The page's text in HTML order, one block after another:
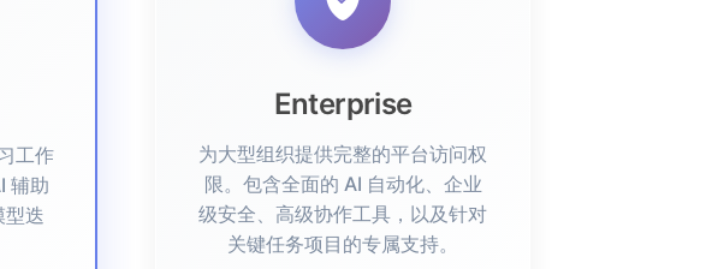
工作
辅助
型迭
Enterprise
为大型组织提供完整的平台访问权
限。包含全面的 AI 自动化、企业
级安全、高级协作工具，以及针对
关键任务项目的专属支持。